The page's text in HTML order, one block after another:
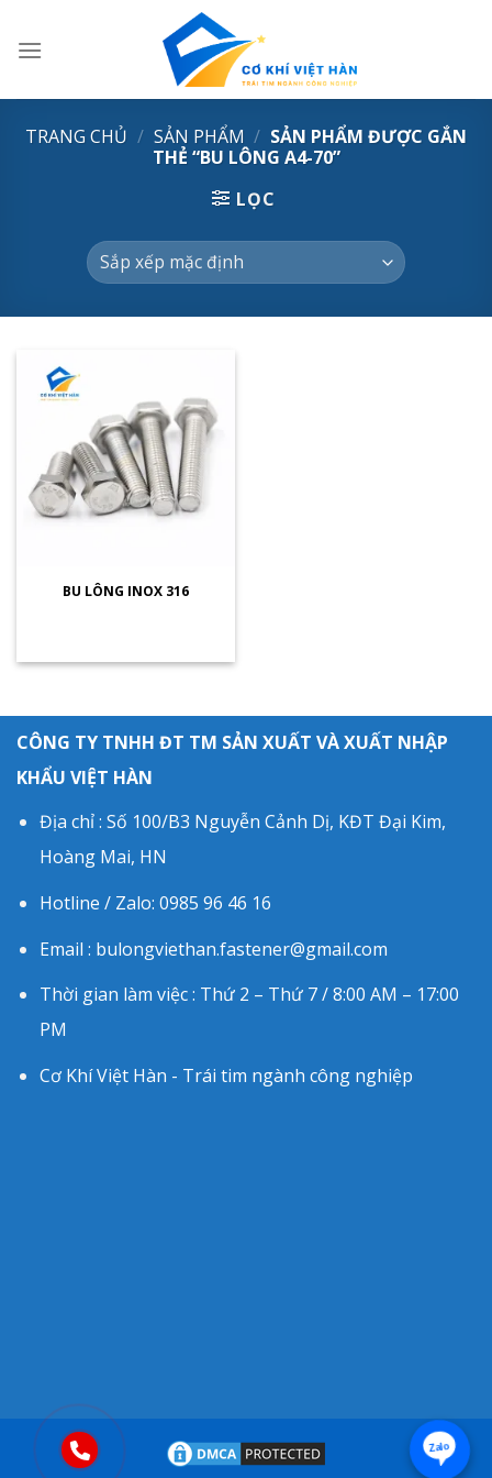
TRANG CHỦ / SẢN PHẨM / SẢN PHẨM ĐƯỢC GẮN
THẺ “BU LÔNG A4-70”
LỌC
BU LÔNG INOX 316
CÔNG TY TNHH ĐT TM SẢN XUẤT VÀ XUẤT NHẬP
KHẨU VIỆT HÀN
Địa chỉ : Số 100/B3 Nguyễn Cảnh Dị, KĐT Đại Kim,
Hoàng Mai, HN
Hotline / Zalo: 0985 96 46 16
Email : bulongviethan.fastener@gmail.com
Thời gian làm việc : Thứ 2 – Thứ 7 / 8:00 AM – 17:00
PM
Cơ Khí Việt Hàn - Trái tim ngành công nghiệp
Zalo